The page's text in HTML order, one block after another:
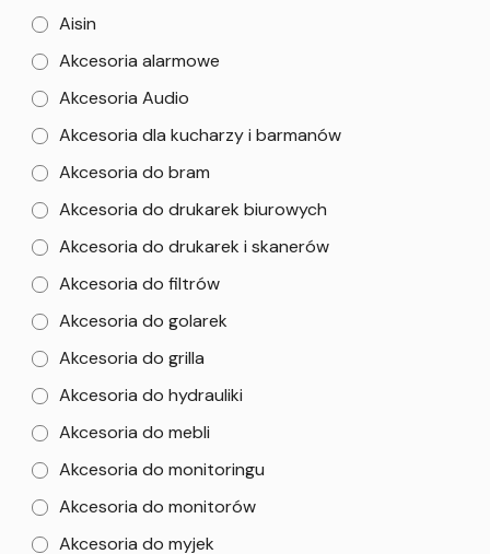
Aisin
Akcesoria alarmowe
Akcesoria Audio
Akcesoria dla kucharzy i barmanów
Akcesoria do bram
Akcesoria do drukarek biurowych
Akcesoria do drukarek i skanerów
Akcesoria do filtrów
Akcesoria do golarek
Akcesoria do grilla
Akcesoria do hydrauliki
Akcesoria do mebli
Akcesoria do monitoringu
Akcesoria do monitorów
Akcesoria do myjek